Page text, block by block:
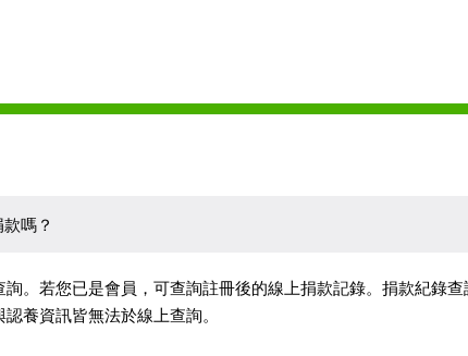
嗎？
。若您已是會員，可查詢註冊後的線上捐款記錄。捐款紀錄
養資訊皆無法於線上查詢。